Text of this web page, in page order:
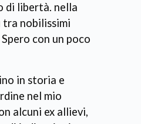
di libertà. nella
tra nobilissimi
con un poco
in storia e
nel mio
alcuni ex allievi,